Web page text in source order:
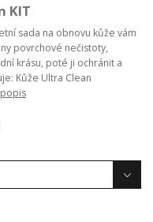
KIT
sada na obnovu kůže vám
povrchové nečistoty,
krásu, poté ji ochránit a
Kůže Ultra Clean